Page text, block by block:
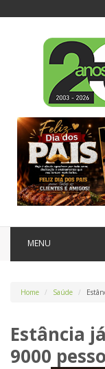
MENU
Home Saúde
Estância
9000